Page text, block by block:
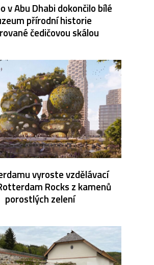
v Abu Dhabi dokončilo bílé
přírodní historie
čedičovou skálou
vyroste vzdělávací
Rocks z kamenů
porostlých zelení